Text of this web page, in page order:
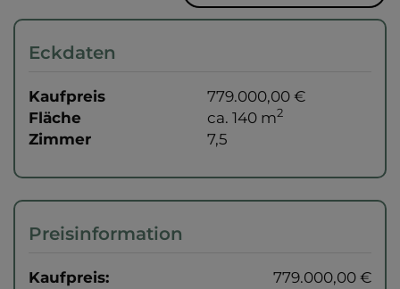
Eckdaten
Kaufpreis
779.000,00 €
Fläche
ca. 140 m2
Zimmer 7,5
Preisinformation
Kaufpreis:
779.000,00 €